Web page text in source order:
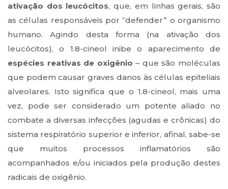
ativação dos leucócitos, que, em linhas gerais, são
as células responsáveis por “defender” o organismo
humano. Agindo desta forma (na ativação dos
leucócitos), o 1.8-cineol inibe o aparecimento de
espécies reativas de oxigênio – que são moléculas
que podem causar graves danos às células epiteliais
alveolares. Isto significa que o 1.8-cineol, mais uma
vez, pode ser considerado um potente aliado no
combate a diversas infecções (agudas e crônicas) do
sistema respiratório superior e inferior, afinal, sabe-se
que muitos processos inflamatórios são
acompanhados e/ou iniciados pela produção destes
radicais de oxigênio.